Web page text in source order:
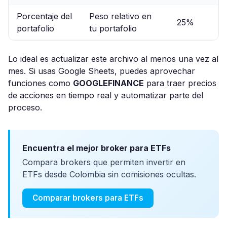
Porcentaje del
portafolio
Peso relativo en
tu portafolio
25%
Lo ideal es actualizar este archivo al menos una vez al
mes. Si usas Google Sheets, puedes aprovechar
funciones como GOOGLEFINANCE para traer precios
de acciones en tiempo real y automatizar parte del
proceso.
Encuentra el mejor broker para ETFs
Compara brokers que permiten invertir en
ETFs desde Colombia sin comisiones ocultas.
Comparar brokers para ETFs